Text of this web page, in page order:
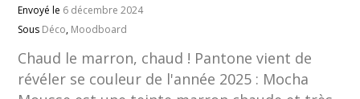
Envoyé le 6 décembre 2024
Sous Déco, Moodboard
Chaud le marron, chaud ! Pantone vient de
révéler se couleur de l'année 2025 : Mocha